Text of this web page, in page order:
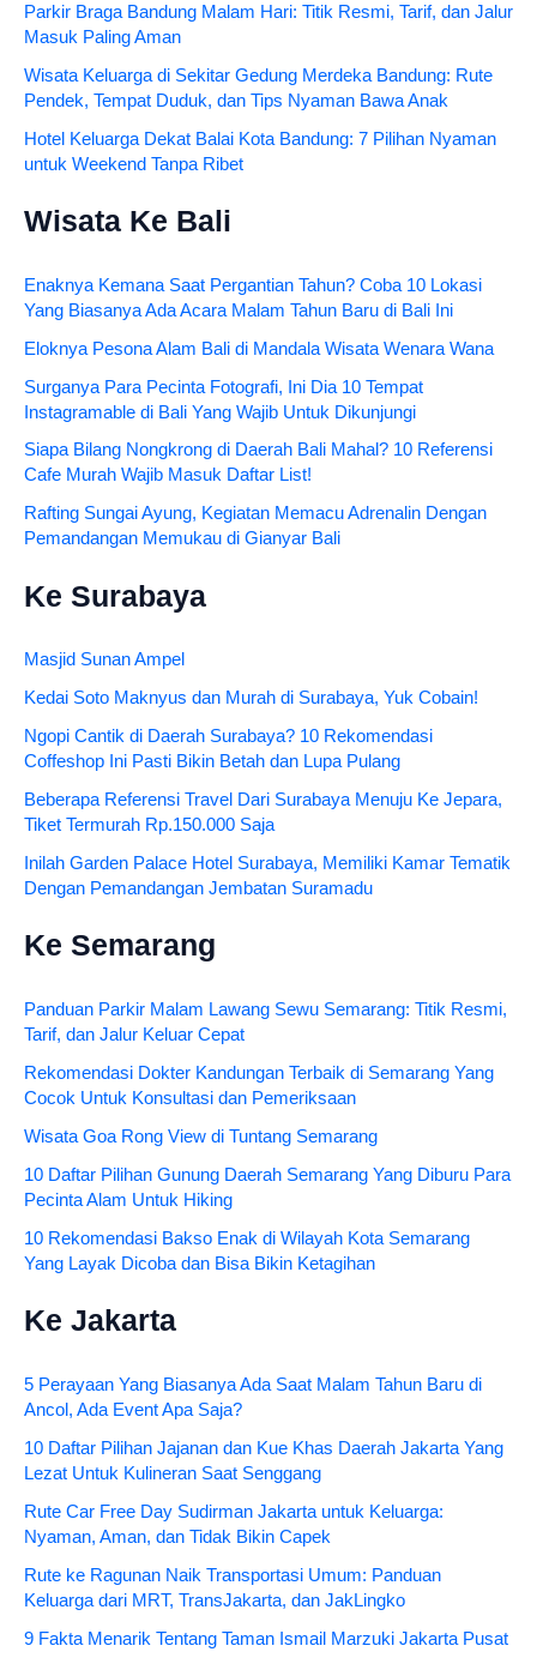
Parkir Braga Bandung Malam Hari: Titik Resmi, Tarif, dan Jalur
Masuk Paling Aman
Wisata Keluarga di Sekitar Gedung Merdeka Bandung: Rute
Pendek, Tempat Duduk, dan Tips Nyaman Bawa Anak
Hotel Keluarga Dekat Balai Kota Bandung: 7 Pilihan Nyaman
untuk Weekend Tanpa Ribet
Wisata Ke Bali
Enaknya Kemana Saat Pergantian Tahun? Coba 10 Lokasi
Yang Biasanya Ada Acara Malam Tahun Baru di Bali Ini
Eloknya Pesona Alam Bali di Mandala Wisata Wenara Wana
Surganya Para Pecinta Fotografi, Ini Dia 10 Tempat
Instagramable di Bali Yang Wajib Untuk Dikunjungi
Siapa Bilang Nongkrong di Daerah Bali Mahal? 10 Referensi
Cafe Murah Wajib Masuk Daftar List!
Rafting Sungai Ayung, Kegiatan Memacu Adrenalin Dengan
Pemandangan Memukau di Gianyar Bali
Ke Surabaya
Masjid Sunan Ampel
Kedai Soto Maknyus dan Murah di Surabaya, Yuk Cobain!
Ngopi Cantik di Daerah Surabaya? 10 Rekomendasi
Coffeshop Ini Pasti Bikin Betah dan Lupa Pulang
Beberapa Referensi Travel Dari Surabaya Menuju Ke Jepara,
Tiket Termurah Rp.150.000 Saja
Inilah Garden Palace Hotel Surabaya, Memiliki Kamar Tematik
Dengan Pemandangan Jembatan Suramadu
Ke Semarang
Panduan Parkir Malam Lawang Sewu Semarang: Titik Resmi,
Tarif, dan Jalur Keluar Cepat
Rekomendasi Dokter Kandungan Terbaik di Semarang Yang
Cocok Untuk Konsultasi dan Pemeriksaan
Wisata Goa Rong View di Tuntang Semarang
10 Daftar Pilihan Gunung Daerah Semarang Yang Diburu Para
Pecinta Alam Untuk Hiking
10 Rekomendasi Bakso Enak di Wilayah Kota Semarang
Yang Layak Dicoba dan Bisa Bikin Ketagihan
Ke Jakarta
5 Perayaan Yang Biasanya Ada Saat Malam Tahun Baru di
Ancol, Ada Event Apa Saja?
10 Daftar Pilihan Jajanan dan Kue Khas Daerah Jakarta Yang
Lezat Untuk Kulineran Saat Senggang
Rute Car Free Day Sudirman Jakarta untuk Keluarga:
Nyaman, Aman, dan Tidak Bikin Capek
Rute ke Ragunan Naik Transportasi Umum: Panduan
Keluarga dari MRT, TransJakarta, dan JakLingko
9 Fakta Menarik Tentang Taman Ismail Marzuki Jakarta Pusat